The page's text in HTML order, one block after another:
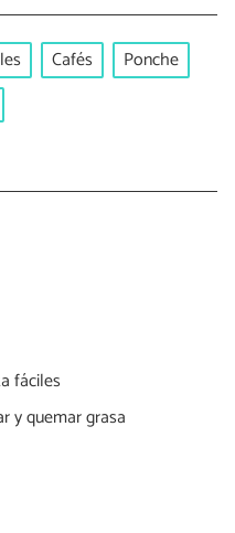
Cafés
Ponche
fáciles
y quemar grasa